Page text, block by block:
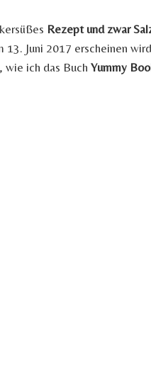
Rezept und zwar
Juni 2017 erscheinen
wie ich das Buch Yummy